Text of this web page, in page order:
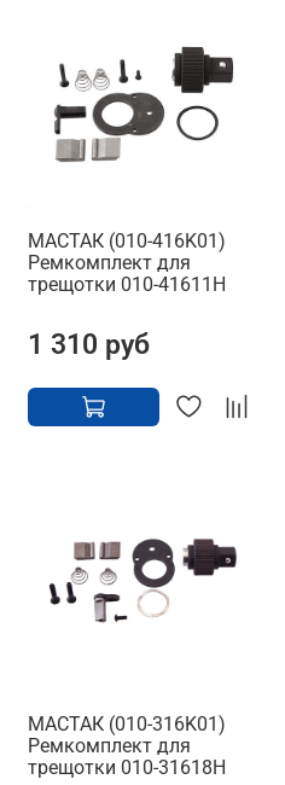
МАСТАК (010-416K01)
Ремкомплект для
трещотки 010-41611H
1 310 руб
МАСТАК (010-316K01)
Ремкомплект для
трещотки 010-31618H